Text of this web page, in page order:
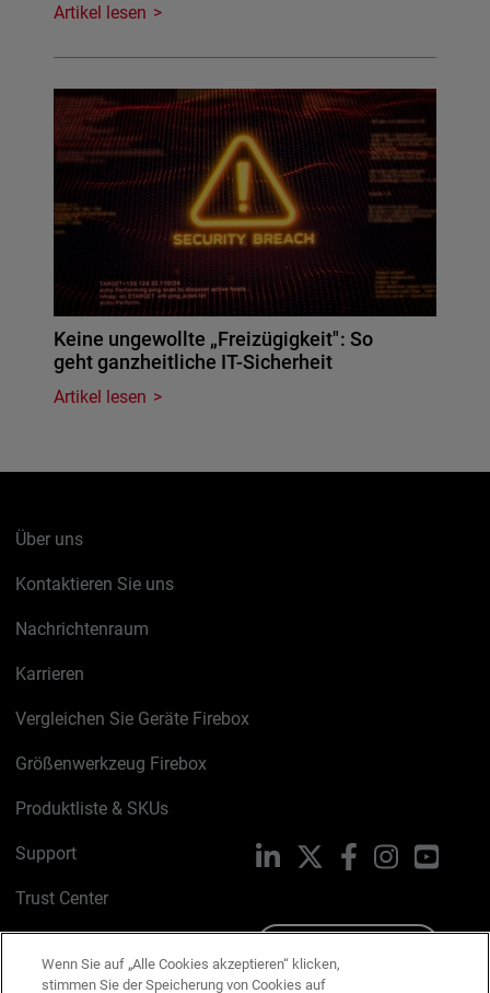
Artikel lesen
Keine ungewollte „Freizügigkeit": So
geht ganzheitliche IT-Sicherheit
Artikel lesen
Über uns
Kontaktieren Sie uns
Nachrichtenraum
Karrieren
Vergleichen Sie Geräte Firebox
Größenwerkzeug Firebox
Produktliste & SKUs
Support
Trust Center
Cookie-Richtlinie
LinkedIn FacebookInstagram
Wenn Sie auf „Alle Cookies akzeptieren“ klicken,
stimmen Sie der Speicherung von Cookies auf